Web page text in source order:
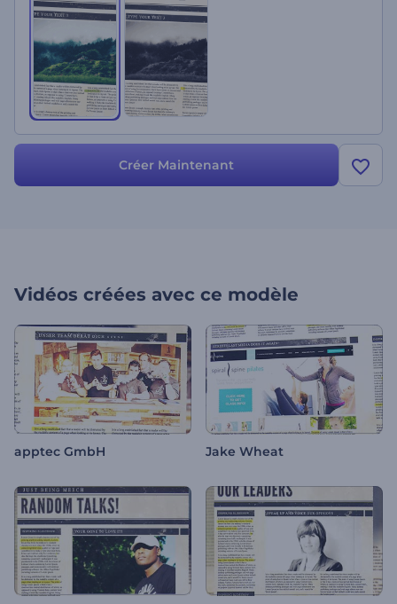
les événements spéciaux, les albums photos, les annonces
officielles, les présentations et bien davantage. Vous n'avez qu'à
télécharger vos images, modifier vos textes, ajouter de la musique
et obtenir un diaporama élégant en quelques minutes !
Créer Maintenant
Vidéos créées avec ce modèle
apptec GmbH Jake Wheat